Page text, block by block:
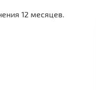
12 месяцев.